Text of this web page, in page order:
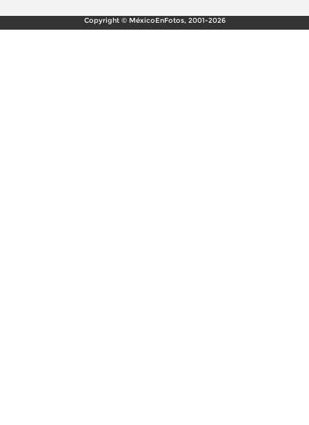
Copyright © MéxicoEnFotos, 2001-2026